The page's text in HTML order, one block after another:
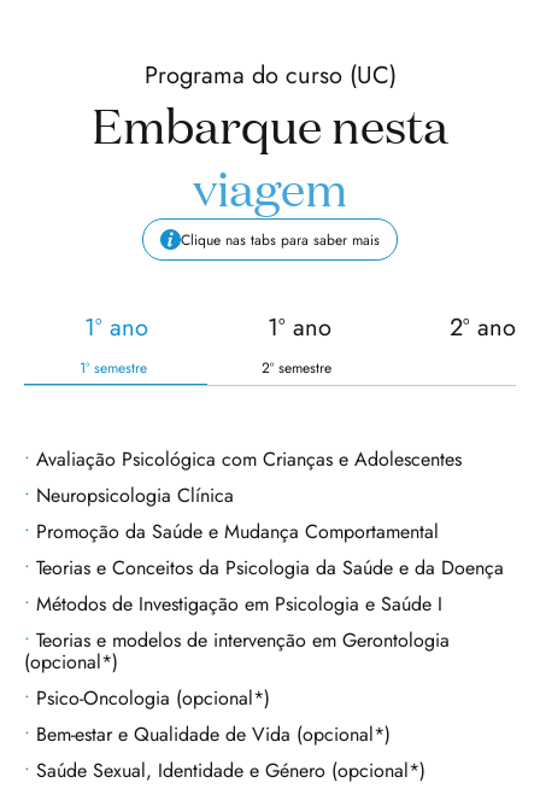
Programa do curso (UC)
Embarque nesta
viagem
Clique nas tabs para saber mais
1º ano
1º semestre
1º ano
2º semestre
2º ano
Avaliação Psicológica com Crianças e Adolescentes
Neuropsicologia Clínica
Promoção da Saúde e Mudança Comportamental
Teorias e Conceitos da Psicologia da Saúde e da Doença
Métodos de Investigação em Psicologia e Saúde I
Teorias e modelos de intervenção em Gerontologia
(opcional*)
Psico-Oncologia (opcional*)
Bem-estar e Qualidade de Vida (opcional*)
Saúde Sexual, Identidade e Género (opcional*)